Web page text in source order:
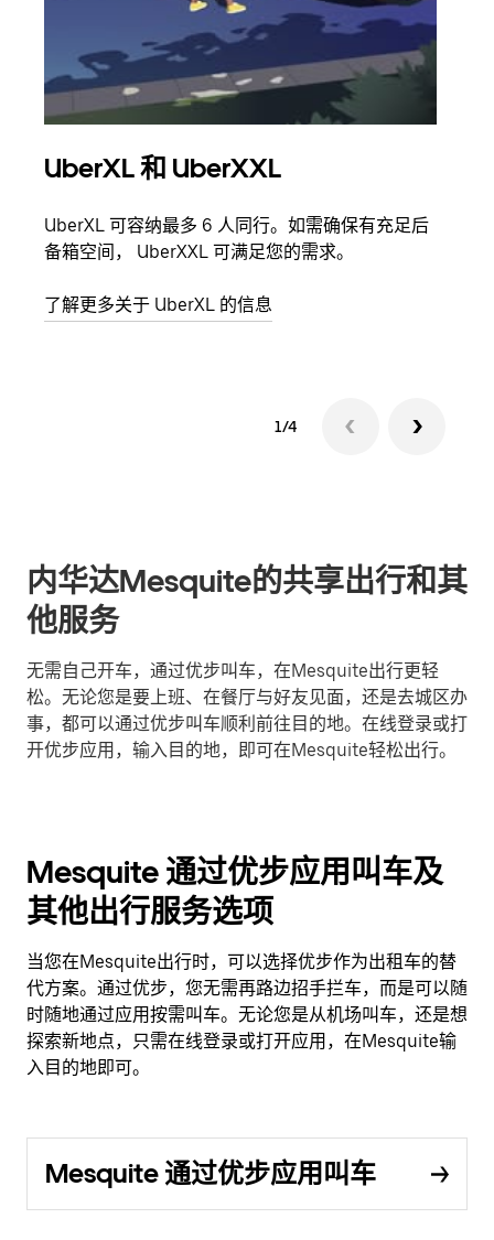
UberXL 和 UberXXL
UberXL 可容纳最多 6 人同行。如需确保有充足后
备箱空间， UberXXL 可满足您的需求。
了解更多关于 UberXL 的信息
1/4
内华达Mesquite的共享出行和其
他服务
无需自己开车，通过优步叫车，在Mesquite出行更轻
松。无论您是要上班、在餐厅与好友见面，还是去城区办
事，都可以通过优步叫车顺利前往目的地。在线登录或打
开优步应用，输入目的地，即可在Mesquite轻松出行。
Mesquite 通过优步应用叫车及
其他出行服务选项
当您在Mesquite出行时，可以选择优步作为出租车的替
代方案。通过优步，您无需再路边招手拦车，而是可以随
时随地通过应用按需叫车。无论您是从机场叫车，还是想
探索新地点，只需在线登录或打开应用，在Mesquite输
入目的地即可。
Mesquite 通过优步应用叫车